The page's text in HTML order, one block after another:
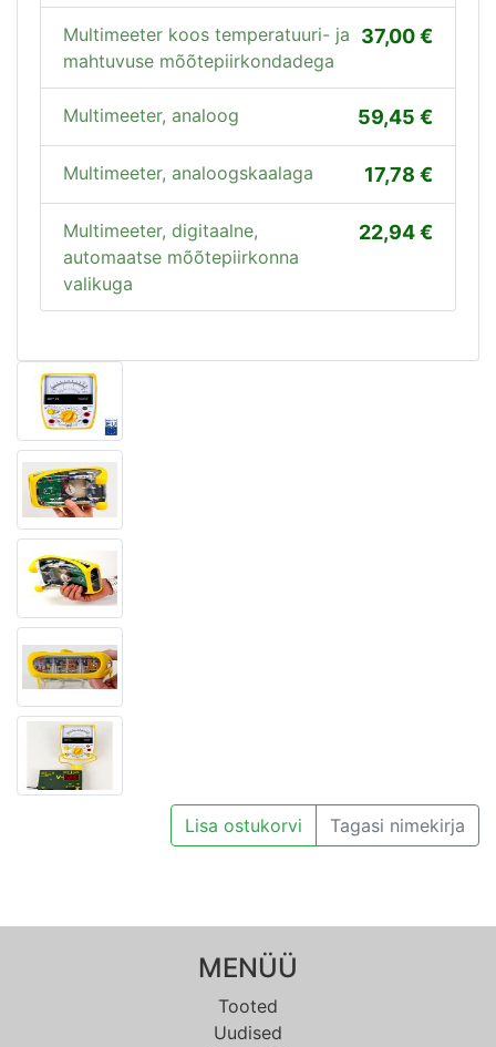
37,00
Multimeeter koos temperatuuri- ja
mahtuvuse mõõtepiirkondadega
59,45
Multimeeter, analoog
17,78
Multimeeter, analoogskaalaga
22,94
Multimeeter, digitaalne,
automaatse mõõtepiirkonna
valikuga
Lisa ostukorvi Tagasi nimekirja
MENÜÜ
Tooted
Uudised